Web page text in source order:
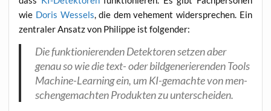
wie Doris Wes­sels, die dem vehe­ment wider­spre­chen. Ein
zen­tra­ler Ansatz von Phil­ip­pe ist folgender:
Die funk­tio­nie­ren­den Detek­to­ren set­zen aber
genau so wie die text- oder bild­ge­ne­rie­ren­den Tools
Machi­ne-Lear­ning ein, um KI-gemach­te von men­
schen­ge­mach­ten Pro­duk­ten zu unterscheiden.